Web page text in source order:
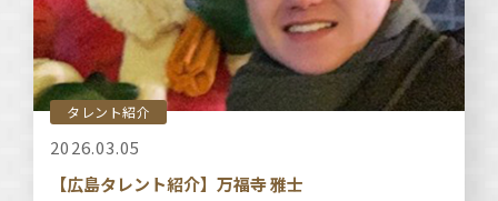
タレント紹介
2026.03.05
【広島タレント紹介】万福寺 雅士